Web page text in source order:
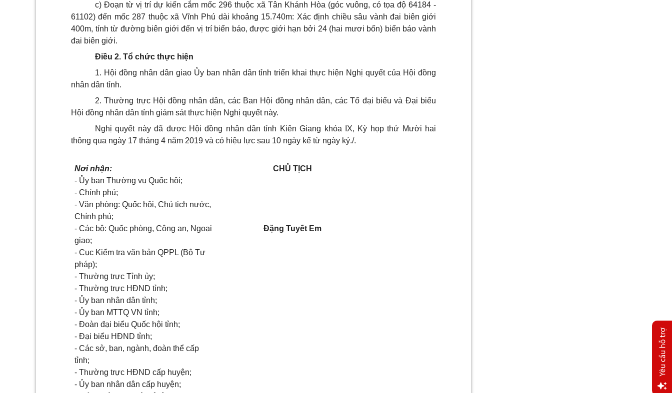
c) Đoạn từ vị trí dự kiến cắm mốc 296 thuộc xã Tân Khánh Hòa (góc vuông, có tọa độ 64184 -
61102) đến mốc 287 thuộc xã Vĩnh Phú dài khoảng 15.740m: Xác định chiều sâu vành đai biên giới
400m, tính từ đường biên giới đến vị trí biển báo, được giới hạn bởi 24 (hai mươi bốn) biển báo vành
đai biên giới.
Điều 2. Tổ chức thực hiện
1. Hội đồng nhân dân giao Ủy ban nhân dân tỉnh triển khai thực hiện Nghị quyết của Hội đồng
nhân dân tỉnh.
2. Thường trực Hội đồng nhân dân, các Ban Hội đồng nhân dân, các Tổ đại biểu và Đại biểu
Hội đồng nhân dân tỉnh giám sát thực hiện Nghị quyết này.
Nghị quyết này đã được Hội đồng nhân dân tỉnh Kiên Giang khóa IX, Kỳ họp thứ Mười hai
thông qua ngày 17 tháng 4 năm 2019 và có hiệu lực sau 10 ngày kể từ ngày ký./.
Nơi nhận:
- Ủy ban Thường vụ Quốc hội;
- Chính phủ;
- Văn phòng: Quốc hội, Chủ tịch nước,
Chính phủ;
- Các bộ: Quốc phòng, Công an, Ngoại
giao;
- Cục Kiểm tra văn bản QPPL (Bộ Tư
pháp);
- Thường trực Tỉnh ủy;
- Thường trực HĐND tỉnh;
- Ủy ban nhân dân tỉnh;
- Ủy ban MTTQ VN tỉnh;
- Đoàn đại biểu Quốc hội tỉnh;
- Đại biểu HĐND tỉnh;
- Các sở, ban, ngành, đoàn thể cấp
tỉnh;
- Thường trực HĐND cấp huyện;
- Ủy ban nhân dân cấp huyện;
CHỦ TỊCH
Đặng Tuyết Em